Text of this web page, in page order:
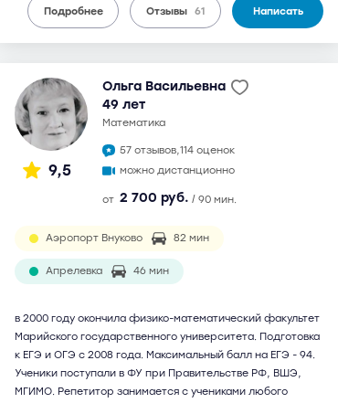
Подробнее Отзывы 61 Написать
9,5
Ольга Васильевна
49 лет
математика
57 отзывов,114 оценок
можно дистанционно
от 2 700 руб. / 90 мин.
Аэропорт Внуково 82 мин
Апрелевка 46 мин
в 2000 году окончила физико-математический факультет
Марийского государственного университета. Подготовка
к ЕГЭ и ОГЭ с 2008 года. Максимальный балл на ЕГЭ - 94.
Ученики поступали в ФУ при Правительстве РФ, ВШЭ,
МГИМО. Репетитор занимается с учениками любого